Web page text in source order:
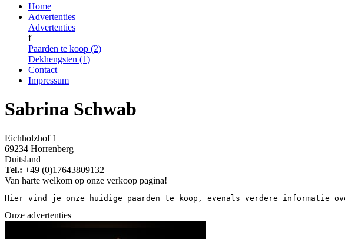
Home
Advertenties
Advertenties
f
Paarden te koop (2)
Dekhengsten (1)
Contact
Impressum
Sabrina Schwab
Eichholzhof 1
69234 Horrenberg
Duitsland
Tel.: +49 (0)17643809132
Van harte welkom op onze verkoop pagina!
Hier vind je onze huidige paarden te koop, evenals verdere informatie
Onze advertenties